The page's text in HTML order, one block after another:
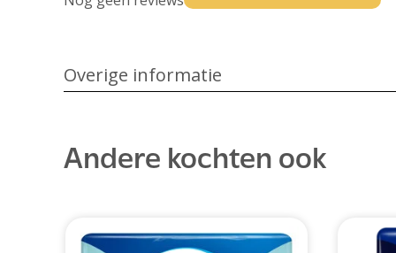
Overige informatie
Andere kochten ook